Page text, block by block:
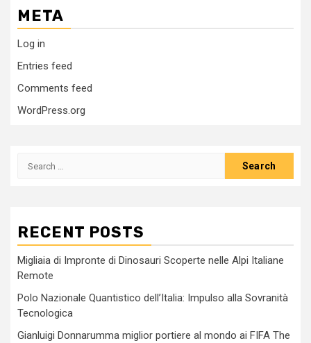
META
Log in
Entries feed
Comments feed
WordPress.org
Search
RECENT POSTS
Migliaia di Impronte di Dinosauri Scoperte nelle Alpi Italiane
Remote
Polo Nazionale Quantistico dell’Italia: Impulso alla Sovranità
Tecnologica
Gianluigi Donnarumma miglior portiere al mondo ai FIFA The